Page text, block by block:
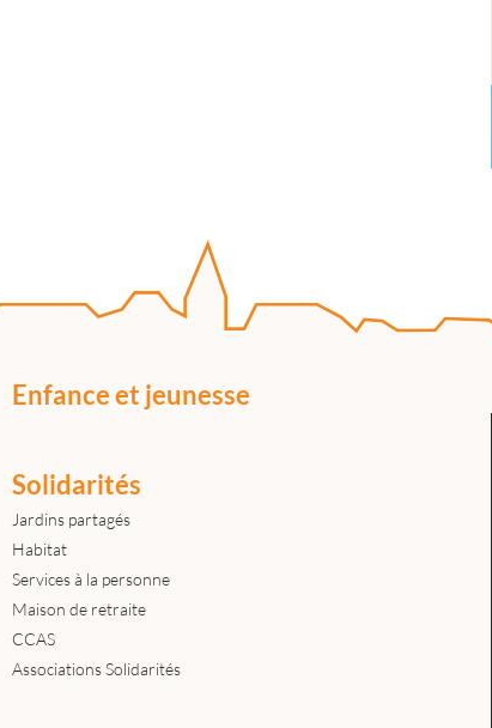
Enfance et jeunesse
Solidarités
Jardins partagés
Habitat
Services à la personne
Maison de retraite
CCAS
Associations Solidarités